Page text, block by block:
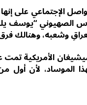
الإجتماعي على
الصهيوني “يوسف
وشعبه، وهنالك
الأمريكية تمت
الموساد، لأن أول